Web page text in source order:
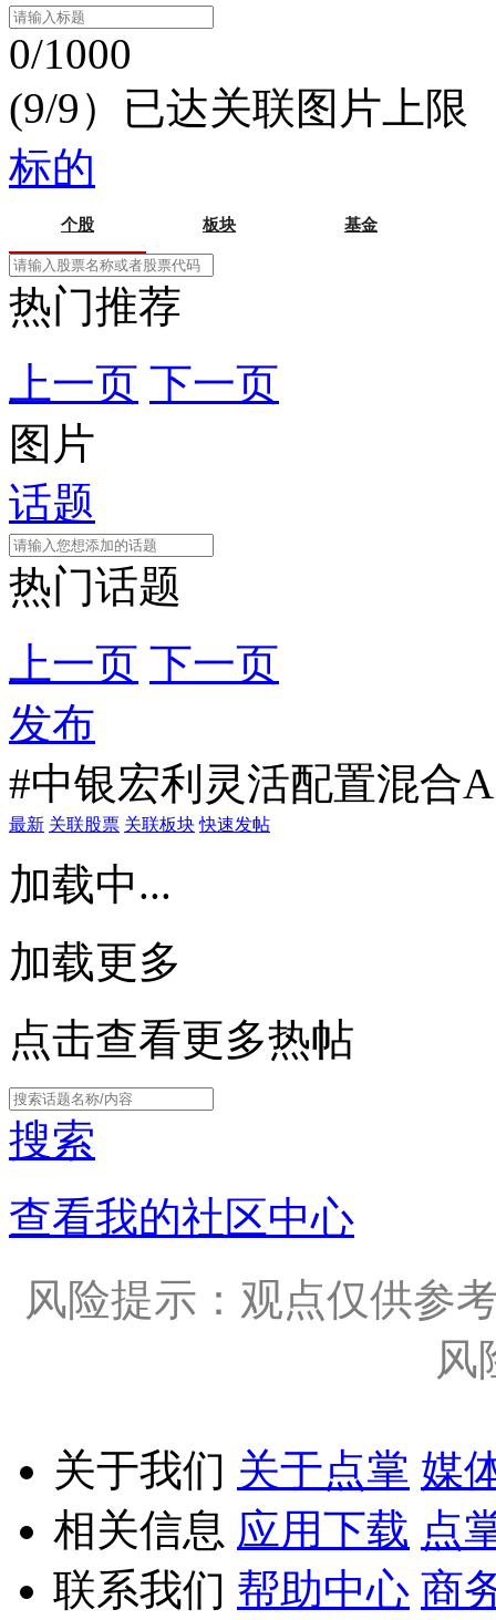
0/1000
(9/9）已达关联图片上限
标的
个股 板块 基金
热门推荐
上一页 下一页
图片
话题
热门话题
上一页 下一页
发布
#中银宏利灵活配置混合
最新 关联股票 关联板块 快速发帖
加载中...
加载更多
点击查看更多热帖
搜索
查看我的社区中心
风险提示：观点仅供参
风
关于我们 关于点掌 媒
相关信息 应用下载 点
联系我们 帮助中心 商